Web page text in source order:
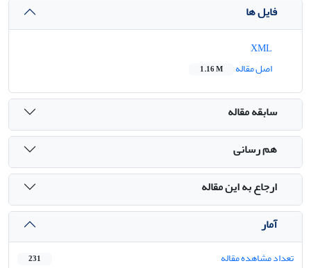
فایل ها
اصل مقاله
1.16 M
سابقه مقاله
هم رسانی
ارجاع به این مقاله
آمار
تعداد مشاهده مقاله 231